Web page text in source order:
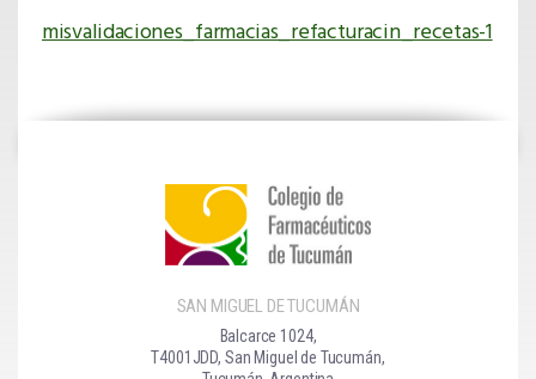
misvalidaciones_farmacias_refacturacin_recetas-1
SAN MIGUEL DE TUCUMÁN
Balcarce 1024,
T4001JDD, San Miguel de Tucumán,